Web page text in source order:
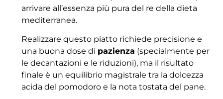
arrivare all’essenza più pura del re della dieta
mediterranea.
Realizzare questo piatto richiede precisione e
una buona dose di pazienza (specialmente per
le decantazioni e le riduzioni), ma il risultato
finale è un equilibrio magistrale tra la dolcezza
acida del pomodoro e la nota tostata del pane.